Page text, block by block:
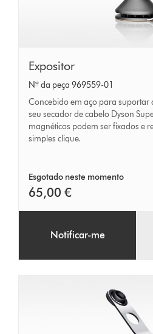
Expositor
Expositor
Nº da peça 969559-01
Concebido em aço para
seu secador de cabelo Dyson
magnéticos podem ser fixados e
simples clique.
Esgotado neste momento
65,00 €
Notificar-me